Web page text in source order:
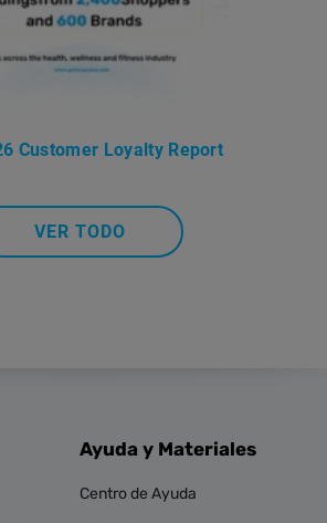
Customer Loyalty Report
VER TODO
Ayuda y Materiales
Centro de Ayuda